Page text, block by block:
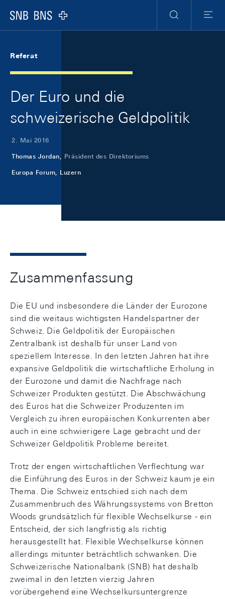
Logo
Suche
Menu
Referat
Der Euro und die
schweizerische Geldpolitik
2. Mai 2016
Thomas Jordan, Präsident des Direktoriums
Europa Forum, Luzern
Zusammenfassung
Die EU und insbesondere die Länder der Eurozone
sind die weitaus wichtigsten Handelspartner der
Schweiz. Die Geldpolitik der Europäischen
Zentralbank ist deshalb für unser Land von
speziellem Interesse. In den letzten Jahren hat ihre
expansive Geldpolitik die wirtschaftliche Erholung in
der Eurozone und damit die Nachfrage nach
Schweizer Produkten gestützt. Die Abschwächung
des Euros hat die Schweizer Produzenten im
Vergleich zu ihren europäischen Konkurrenten aber
auch in eine schwierigere Lage gebracht und der
Schweizer Geldpolitik Probleme bereitet.
Trotz der engen wirtschaftlichen Verflechtung war
die Einführung des Euros in der Schweiz kaum je ein
Thema. Die Schweiz entschied sich nach dem
Zusammenbruch des Währungssystems von Bretton
Woods grundsätzlich für flexible Wechselkurse - ein
Entscheid, der sich langfristig als richtig
herausgestellt hat. Flexible Wechselkurse können
allerdings mitunter beträchtlich schwanken. Die
Schweizerische Nationalbank (SNB) hat deshalb
zweimal in den letzten vierzig Jahren
vorübergehend eine Wechselkursuntergrenze